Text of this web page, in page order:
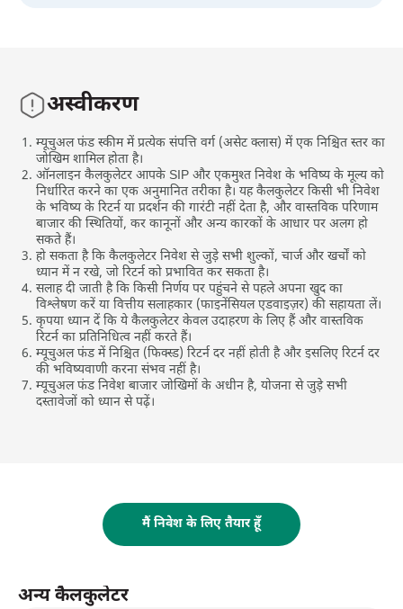
अस्वीकरण
म्यूचुअल फंड स्‍कीम में प्रत्येक संपत्ति वर्ग (असेट क्‍लास) में एक निश्चित स्तर का
जोखिम शामिल होता है।
ऑनलाइन कैलकुलेटर आपके SIP और एकमुश्त निवेश के भविष्य के मूल्य को
निर्धारित करने का एक अनुमानित तरीका है। यह कैलकुलेटर किसी भी निवेश
के भविष्य के रिटर्न या प्रदर्शन की गारंटी नहीं देता है, और वास्तविक परिणाम
बाजार की स्थितियों, कर कानूनों और अन्य कारकों के आधार पर अलग हो
सकते हैं।
हो सकता है कि कैलकुलेटर निवेश से जुड़े सभी शुल्कों, चार्ज और खर्चों को
ध्यान में न रखे, जो रिटर्न को प्रभावित कर सकता है।
सलाह दी जाती है कि किसी निर्णय पर पहुंचने से पहले अपना खुद का
विश्लेषण करें या वित्तीय सलाहकार (फाइनेंसियल एडवाइज़र) की सहायता लें।
कृपया ध्‍यान दें कि ये कैलकुलेटर केवल उदाहरण के लिए हैं और वास्‍तविक
रिटर्न का प्रतिनिधित्‍व नहीं करते हैं।
म्‍यूचुअल फंड में निश्चित (फिक्‍स्‍ड) रिटर्न दर नहीं होती है और इसलिए रिटर्न दर
की भविष्‍यवाणी करना संभव नहीं है।
म्यूचुअल फंड निवेश बाजार जोखिमों के अधीन है, योजना से जुड़े सभी
दस्तावेजों को ध्यान से पढ़ें।
मैं निवेश के लिए तैयार हूँ
अन्य कैलकुलेटर